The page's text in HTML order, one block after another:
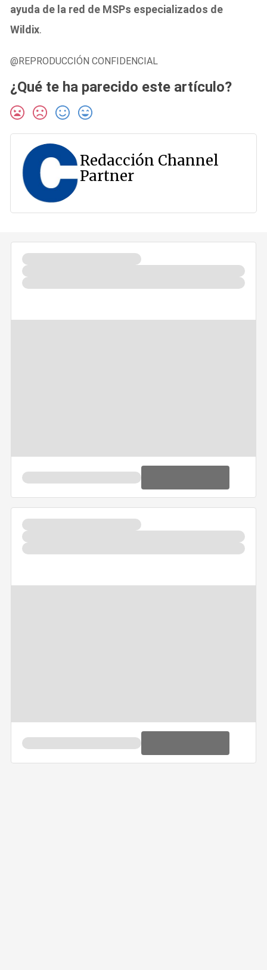
ayuda de la red de MSPs especializados de
Wildix.
@REPRODUCCIÓN CONFIDENCIAL
¿Qué te ha parecido este artículo?
Redacción Channel
Partner